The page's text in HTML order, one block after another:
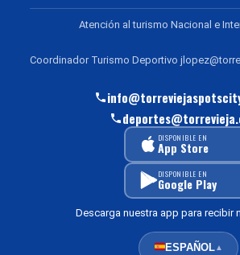
Atención al turismo Nacional e
Coordinador Turismo Deportivo
DISPONIBLE EN
App Store
DISPONIBLE EN
Google Play
Descarga nuestra app para recibir
ESPAÑOL▲